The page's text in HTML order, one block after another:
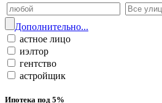
Дополнительно...
астное лицо
иэлтор
гентство
астройщик
Ипотека под 5%